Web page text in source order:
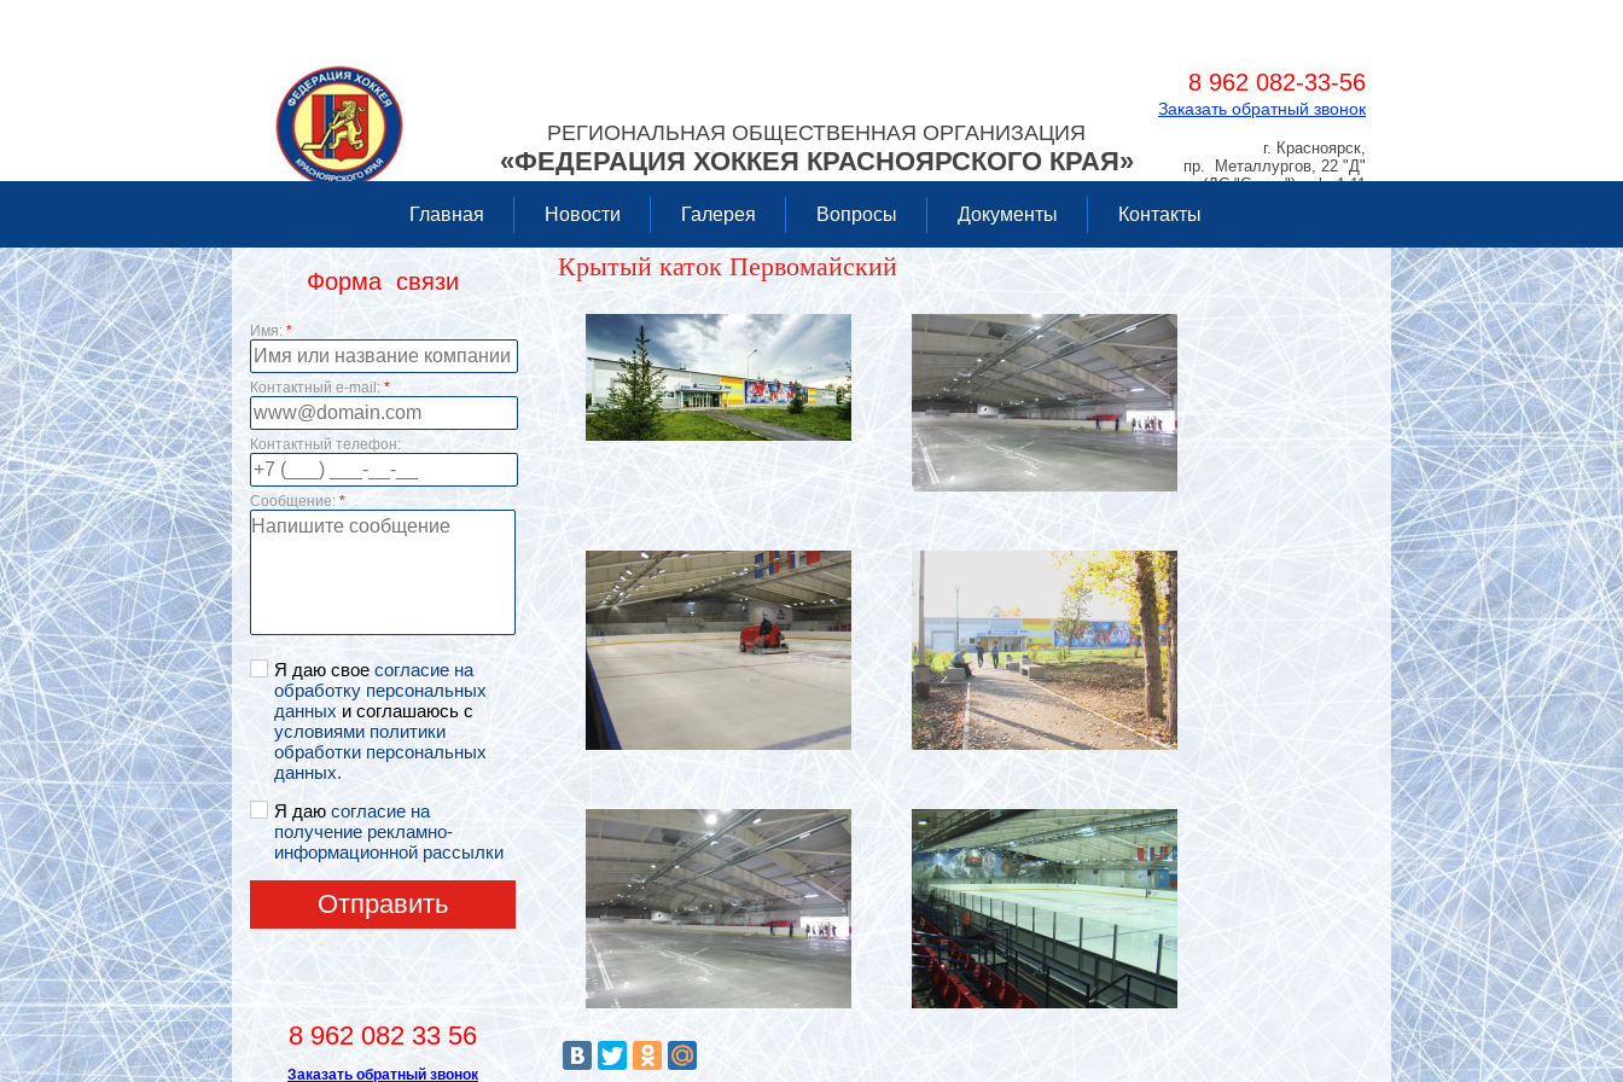
РЕГИОНАЛЬНАЯ ОБЩЕСТВЕННАЯ ОРГАНИЗАЦИЯ
«ФЕДЕРАЦИЯ ХОККЕЯ КРАСНОЯРСКОГО КРАЯ»
8 962 082-33-56
Заказать обратный звонок
г. Красноярск,
пр. Металлургов, 22 "Д"
(ДС "Сокол"), оф. 1.11
Главная Новости Галерея Вопросы Документы Контакты
Форма связи
Имя: *
Контактный e-mail: *
Контактный телефон:
Сообщение: *
Я даю свое согласие на
обработку персональных
данных и соглашаюсь с
условиями политики
обработки персональных
данных.
Я даю согласие на
получение рекламно-
информационной рассылки
Отправить
8 962 082 33 56
Заказать обратный звонок
Крытый каток Первомайский